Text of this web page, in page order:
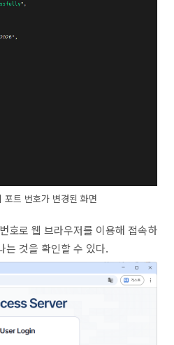
포트 번호가 변경된 화면
호로 웹 브라우저를 이용해 접속하
는 것을 확인할 수 있다.